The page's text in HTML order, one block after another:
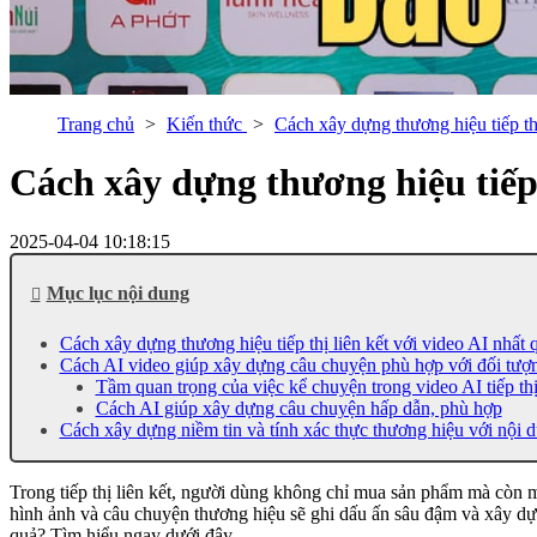
Trang chủ Kiến thức Cách xây dựng thương hiệu tiếp
Cách xây dựng thương hiệu
2025-04-04 10:18:15
Mục lục nội dung
Cách xây dựng thương hiệu tiếp thị liên kết với video AI nhất
Cách AI video giúp xây dựng câu chuyện phù hợp với đối
Tầm quan trọng của việc kể chuyện trong video AI tiếp
Cách AI giúp xây dựng câu chuyện hấp dẫn, phù hợp
Cách xây dựng niềm tin và tính xác thực thương hiệu với nội
Trong tiếp thị liên kết, người dùng không chỉ mua sản phẩm mà
hình ảnh và câu chuyện thương hiệu sẽ ghi dấu ấn sâu đậm và xây